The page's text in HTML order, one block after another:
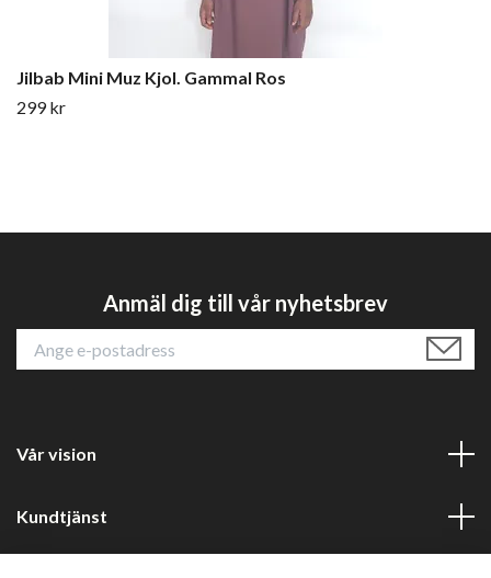
Jilbab Mini Muz Kjol. Gammal Ros
299 kr
Anmäl dig till vår nyhetsbrev
Vår vision
Kundtjänst